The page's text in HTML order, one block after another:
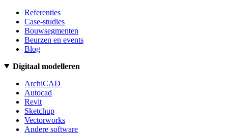
Referenties
Case-studies
Bouwsegmenten
Beurzen en events
Blog
Digitaal modelleren
ArchiCAD
Autocad
Revit
Sketchup
Vectorworks
Andere software